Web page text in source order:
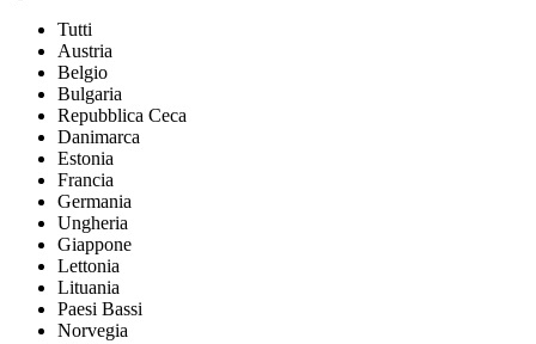
Tutti
Austria
Belgio
Bulgaria
Repubblica Ceca
Danimarca
Estonia
Francia
Germania
Ungheria
Giappone
Lettonia
Lituania
Paesi Bassi
Norvegia